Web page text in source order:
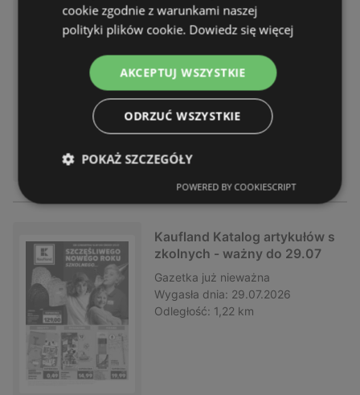
Kaufland NON Food ważne do
29.07
Gazetka już nieważna
Wygasła dnia: 29.07.2026
Kaufland Katalog artykułów s
zkolnych - ważny do 29.07
Gazetka już nieważna
Wygasła dnia: 29.07.2026
Odległość: 1,22 km
cookie zgodnie z warunkami naszej
polityki plików cookie. Dowiedz się więcej
AKCEPTUJ WSZYSTKIE
ODRZUĆ WSZYSTKIE
POKAŻ SZCZEGÓŁY
POWERED BY COOKIESCRIPT